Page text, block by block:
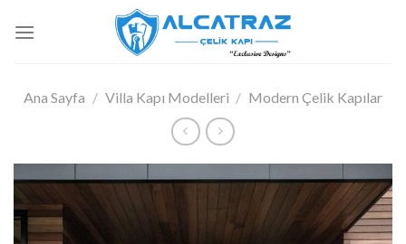
atla
Ana Sayfa / Villa Kapı Modelleri / Modern Çelik Kapılar